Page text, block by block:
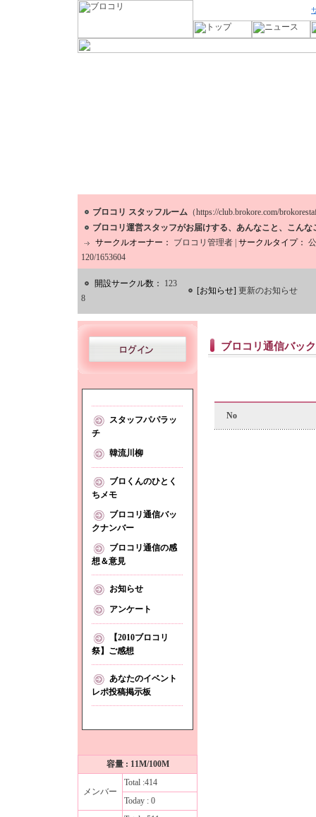
ブロコリ スタッフルーム （https://club.brokore.com/
ブロコリ運営スタッフがお届けする、あんなこと、こん
サークルオーナー：
ブロコリ管理者 サークルタイプ：
120/1653604
開設サークル数：
123
8
[お知らせ] 更新のお知らせ
スタッフパパラッ
チ
韓流川柳
ブロくんのひとく
ちメモ
ブロコリ通信バッ
クナンバー
ブロコリ通信の感
想＆意見
お知らせ
アンケート
【2010ブロコリ
祭】ご感想
あなたのイベント
レポ投稿掲示板
容量 : 11M/100M
メンバー
Total :414
Today : 0
ブロコリ通信バッ
No